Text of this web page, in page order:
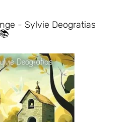
- Sylvie Deogratias